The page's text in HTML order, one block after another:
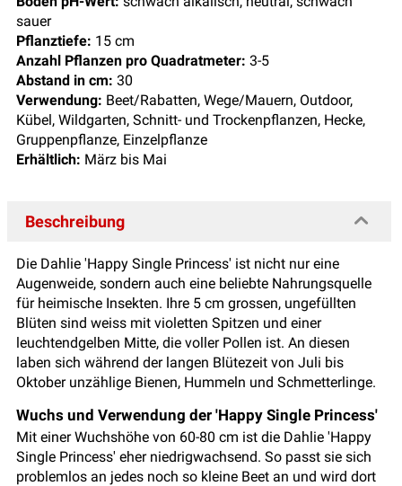
sauer
Pflanztiefe: 15 cm
Anzahl Pflanzen pro Quadratmeter: 3-5
Abstand in cm: 30
Verwendung: Beet/Rabatten, Wege/Mauern, Outdoor,
Kübel, Wildgarten, Schnitt- und Trockenpflanzen, Hecke,
Gruppenpflanze, Einzelpflanze
Erhältlich: März bis Mai
Beschreibung
Die Dahlie 'Happy Single Princess' ist nicht nur eine
Augenweide, sondern auch eine beliebte Nahrungsquelle
für heimische Insekten. Ihre 5 cm grossen, ungefüllten
Blüten sind weiss mit violetten Spitzen und einer
leuchtendgelben Mitte, die voller Pollen ist. An diesen
laben sich während der langen Blütezeit von Juli bis
Oktober unzählige Bienen, Hummeln und Schmetterlinge.
Wuchs und Verwendung der 'Happy Single Princess'
Mit einer Wuchshöhe von 60-80 cm ist die Dahlie 'Happy
Single Princess' eher niedrigwachsend. So passt sie sich
problemlos an jedes noch so kleine Beet an und wird dort